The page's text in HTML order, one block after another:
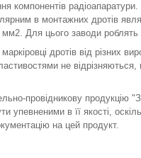
компонентів радіоапаратури.
в монтажних дротів
Для цього заводи роблять
маркіровці дротів від різних
не
провідникову продукцію
упевненими в її якості,
на цей продукт.